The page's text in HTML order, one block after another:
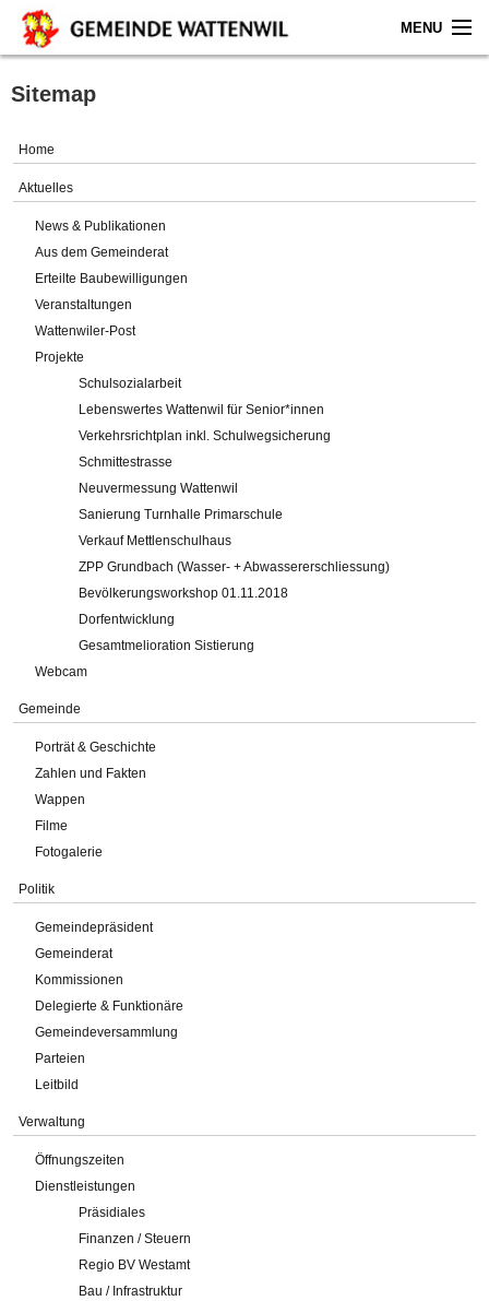
MENU
Home
Gemeinde
Verwaltung
Online-Service
Impressum
Sitemap
Home
Aktuelles
News & Publikationen
Aus dem Gemeinderat
Erteilte Baubewilligungen
Veranstaltungen
Wattenwiler-Post
Projekte
Schulsozialarbeit
Lebenswertes Wattenwil für Senior*innen
Verkehrsrichtplan inkl. Schulwegsicherung
Schmittestrasse
Neuvermessung Wattenwil
Sanierung Turnhalle Primarschule
Verkauf Mettlenschulhaus
ZPP Grundbach (Wasser- + Abwassererschliessung)
Bevölkerungsworkshop 01.11.2018
Dorfentwicklung
Gesamtmelioration Sistierung
Webcam
Gemeinde
Porträt & Geschichte
Zahlen und Fakten
Wappen
Filme
Fotogalerie
Politik
Gemeindepräsident
Gemeinderat
Kommissionen
Delegierte & Funktionäre
Gemeindeversammlung
Parteien
Leitbild
Verwaltung
Öffnungszeiten
Dienstleistungen
Präsidiales
Finanzen / Steuern
Regio BV Westamt
Bau / Infrastruktur